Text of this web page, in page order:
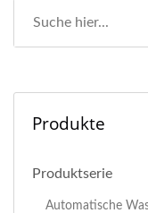
Produkte
Produktserie
Automatische